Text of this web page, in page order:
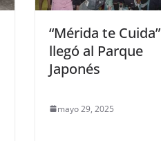
“Mérida te Cuida”
llegó al Parque
Japonés
mayo 29, 2025